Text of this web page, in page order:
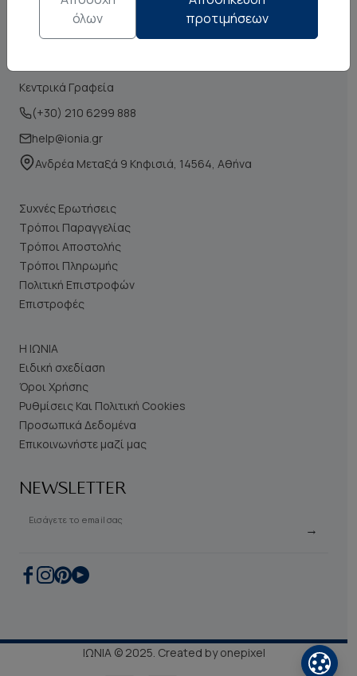
Κεντρικά Γραφεία
(+30) 210 6299 888
help@ionia.gr
Ανδρέα Μεταξά 9 Κηφισιά, 14564, Αθήνα
Συχνές Ερωτήσεις
Τρόποι Παραγγελίας
Τρόποι Αποστολής
Τρόποι Πληρωμής
Πολιτική Επιστροφών
Επιστροφές
Η ΙΩΝΙΑ
Ειδική σχεδίαση
Όροι Χρήσης
Ρυθμίσεις Και Πολιτική Cookies
Προσωπικά Δεδομένα
Επικοινωνήστε μαζί μας
NEWSLETTER
Εισάγετε το email σας
→
ΙΩΝΙΑ © 2025. Created byonepixel
όλων
προτιμήσεων